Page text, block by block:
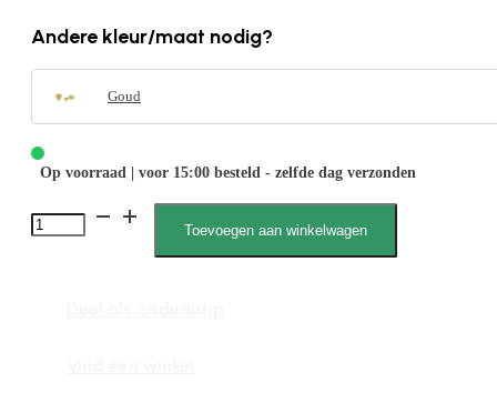
Andere kleur/maat nodig?
Goud
Op voorraad | voor 15:00 besteld - zelfde dag verzonden
Bobbi
Toevoegen aan winkelwagen